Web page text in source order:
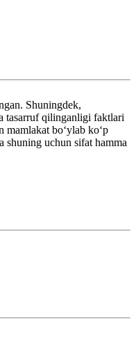
Shuningdek,
tasarruf qilinganligi faktlari
boʻylab koʻp
uchun sifat hamma